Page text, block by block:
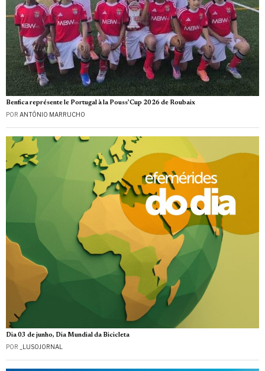
Benfica représente le Portugal à la Pouss’Cup 2026 de Roubaix
POR ANTÓNIO MARRUCHO
Dia 03 de junho, Dia Mundial da Bicicleta
POR _LUSOJORNAL